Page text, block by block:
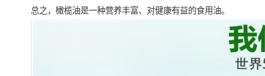
总之，橄榄油是一种营养丰富、对健康有益的食用油。